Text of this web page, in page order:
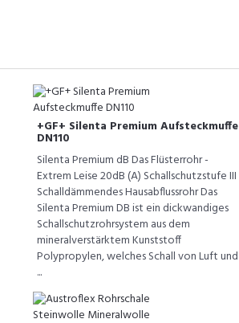
+GF+ Silenta Premium Aufsteckmuffe
DN110
Silenta Premium dB Das Flüsterrohr -
Extrem Leise 20dB (A) Schallschutzstufe III
Schalldämmendes Hausabflussrohr Das
Silenta Premium DB ist ein dickwandiges
Schallschutzrohrsystem aus dem
mineralverstärktem Kunststoff
Polypropylen, welches Schall von Luft und
...